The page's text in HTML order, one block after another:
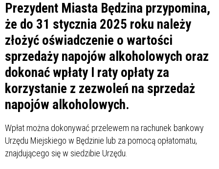
Prezydent Miasta Będzina przypomina,
że do 31 stycznia 2025 roku należy
złożyć oświadczenie o wartości
sprzedaży napojów alkoholowych oraz
dokonać wpłaty I raty opłaty za
korzystanie z zezwoleń na sprzedaż
napojów alkoholowych.
Wpłat można dokonywać przelewem na rachunek bankowy
Urzędu Miejskiego w Będzinie lub za pomocą opłatomatu,
znajdującego się w siedzibie Urzędu.